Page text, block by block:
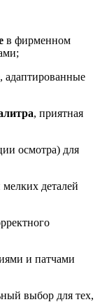
в фирменном
, адаптированные
, приятная
осмотра) для
деталей
и патчами
выбор для тех,